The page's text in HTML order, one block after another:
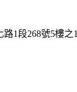
1段268號5樓之1